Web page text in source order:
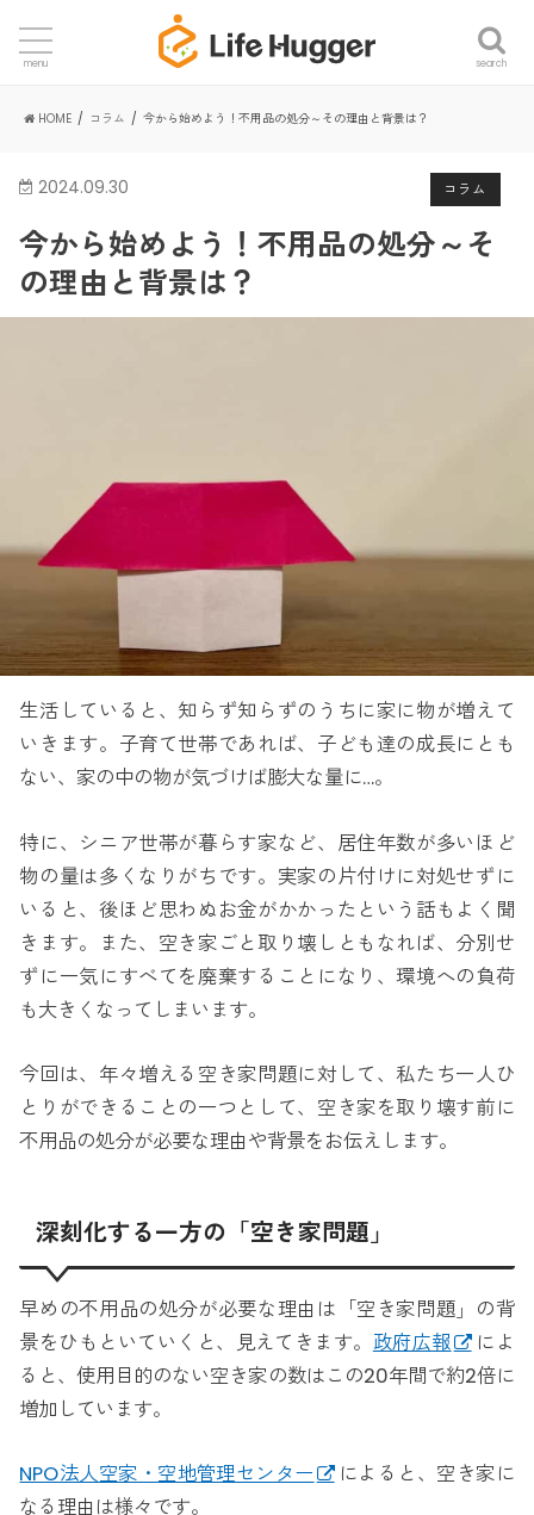
search
menu
HOME コラム 今から始めよう！不用品の処分～その理由と背景は？
コラム
2024.09.30
今から始めよう！不用品の処分～そ
の理由と背景は？
生活していると、知らず知らずのうちに家に物が増えて
いきます。子育て世帯であれば、子ども達の成長にとも
ない、家の中の物が気づけば膨大な量に…。
特に、シニア世帯が暮らす家など、居住年数が多いほど
物の量は多くなりがちです。実家の片付けに対処せずに
いると、後ほど思わぬお金がかかったという話もよく聞
きます。また、空き家ごと取り壊しともなれば、分別せ
ずに一気にすべてを廃棄することになり、環境への負荷
も大きくなってしまいます。
今回は、年々増える空き家問題に対して、私たち一人ひ
とりができることの一つとして、空き家を取り壊す前に
不用品の処分が必要な理由や背景をお伝えします。
深刻化する一方の「空き家問題」
早めの不用品の処分が必要な理由は「空き家問題」の背
景をひもといていくと、見えてきます。 政府広報
によ
ると、使用目的のない空き家の数はこの20年間で約2倍に
増加しています。
NPO法人空家・空地管理センター
によると、空き家に
なる理由は様々です。